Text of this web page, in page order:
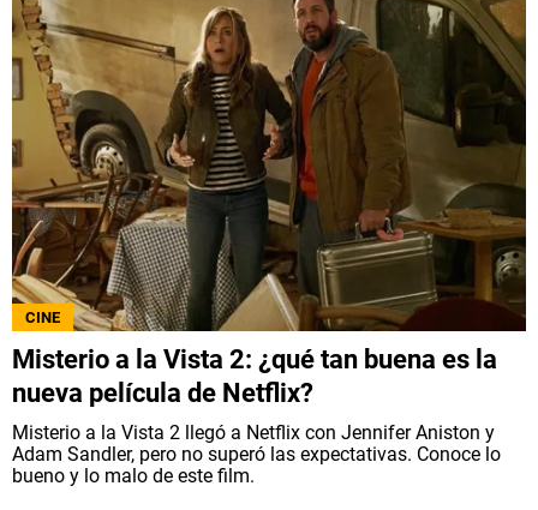
CINE
Misterio a la Vista 2: ¿qué tan buena es la
nueva película de Netflix?
Misterio a la Vista 2 llegó a Netflix con Jennifer Aniston y
Adam Sandler, pero no superó las expectativas. Conoce lo
bueno y lo malo de este film.